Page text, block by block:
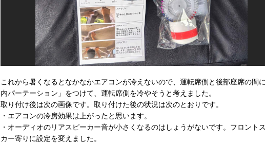
これから暑くなるとなかなかエアコンが冷えないので、運転席側と後部座席の間
内パーテーション」をつけて、運転席側を冷やそうと考えました。
取り付け後は次の画像です。取り付けた後の状況は次のとおりです。
・エアコンの冷房効果は上がったと思います。
・オーディオのリアスピーカー音が小さくなるのはしょうがないです。フロント
カー寄りに設定を変えました。